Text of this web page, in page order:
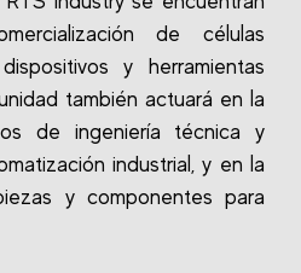
de células
y herramientas
también actuará en la
de ingeniería técnica y
industrial, y en la
y componentes para